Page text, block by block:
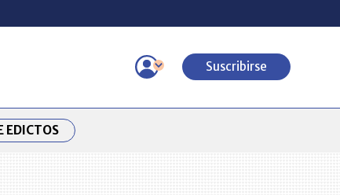
Suscribirse
EDICTOS